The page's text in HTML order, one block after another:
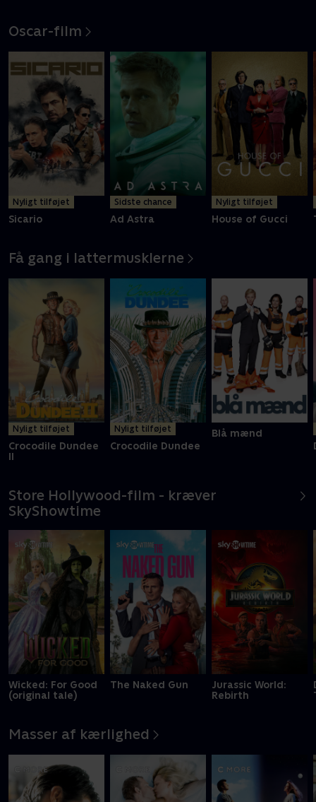
Oscar-film
Nyligt tilføjet
Sicario
Sidste chance
Ad Astra
Nyligt tilføjet
House of Gucci
Få gang i lattermusklerne
Nyligt tilføjet
Crocodile Dundee
II
Nyligt tilføjet
Crocodile Dundee
Blå mænd
Store Hollywood-film - kræver
SkyShowtime
Wicked: For Good
(original tale)
The Naked Gun
Jurassic World:
Rebirth
Masser af kærlighed